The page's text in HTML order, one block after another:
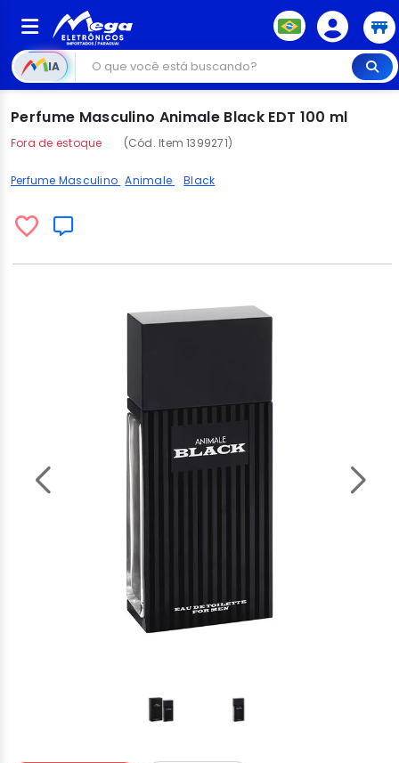
IA
Perfume Masculino Animale Black EDT 100 ml
Fora de estoque (Cód. Item 1399271)
Perfume Masculino Animale Black